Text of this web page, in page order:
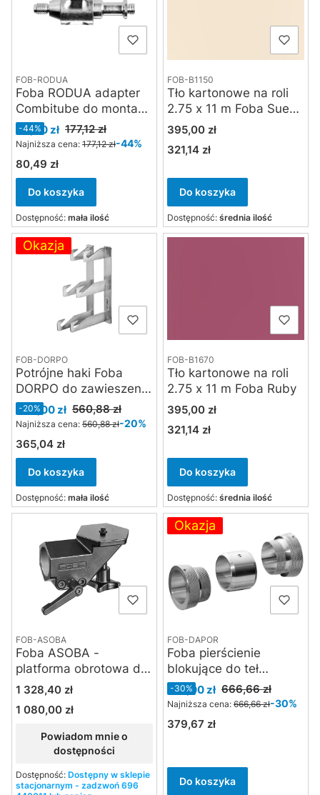
FOB-RODUA
Foba RODUA adapter
Combitube do montażu
lamp studyjnych
Cena promocyjna
99,00 zł 177,12 zł
-44%
Najniższa cena: 177,12 zł-44%
Cena
80,49 zł
Do koszyka
Dostępność: mała ilość
FOB-B1150
Tło kartonowe na roli
2.75 x 11 m Foba Suede
Gray
Cena
395,00 zł
Cena
321,14 zł
Do koszyka
Dostępność: średnia ilość
Okazja
FOB-DORPO
Potrójne haki Foba
DORPO do zawieszenia
teł na ścianie
Cena promocyjna
449,00 zł 560,88 zł
-20%
Najniższa cena: 560,88 zł-20%
Cena
365,04 zł
Do koszyka
Dostępność: mała ilość
FOB-B1670
Tło kartonowe na roli
2.75 x 11 m Foba Ruby
Cena
395,00 zł
Cena
321,14 zł
Do koszyka
Dostępność: średnia ilość
FOB-ASOBA
Foba ASOBA -
platforma obrotowa do
statywu kolumnowego
ASABA
Cena
1 328,40 zł
Cena
1 080,00 zł
Powiadom mnie o
dostępności
Dostępność: Dostępny w sklepie
stacjonarnym - zadzwoń 696
Okazja
FOB-DAPOR
Foba pierścienie
blokujące do teł
kartonowych 3.55m
DAPOR
Cena promocyjna
467,00 zł 666,66 zł
-30%
Najniższa cena: 666,66 zł-30%
Cena
379,67 zł
Do koszyka